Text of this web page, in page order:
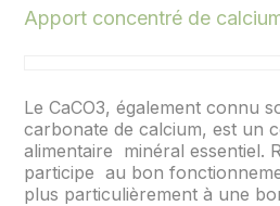
Apport concentré de
Le CaCO3, également connu
carbonate de calcium, est un
alimentaire minéral essentiel.
participe au bon
plus particulièrement à une